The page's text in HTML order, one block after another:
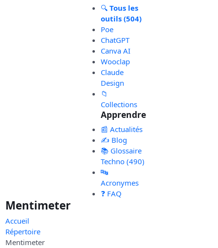
🔍 Tous les
outils (504)
Poe
ChatGPT
Canva AI
Wooclap
Claude
Design
📁
Collections
Apprendre
📰 Actualités
✍️ Blog
📚 Glossaire
Techno (490)
🔤
Acronymes
❓ FAQ
Mentimeter
Accueil
Répertoire
Mentimeter